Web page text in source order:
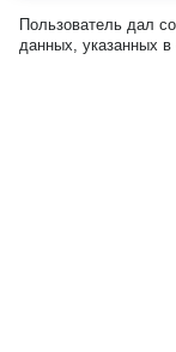
Пользователь дал
данных, указанных в